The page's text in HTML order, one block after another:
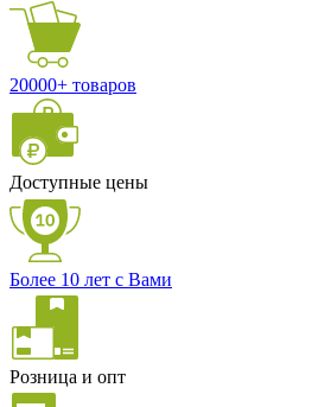
20000+ товаров
Доступные цены
Более 10 лет с Вами
Розница и опт